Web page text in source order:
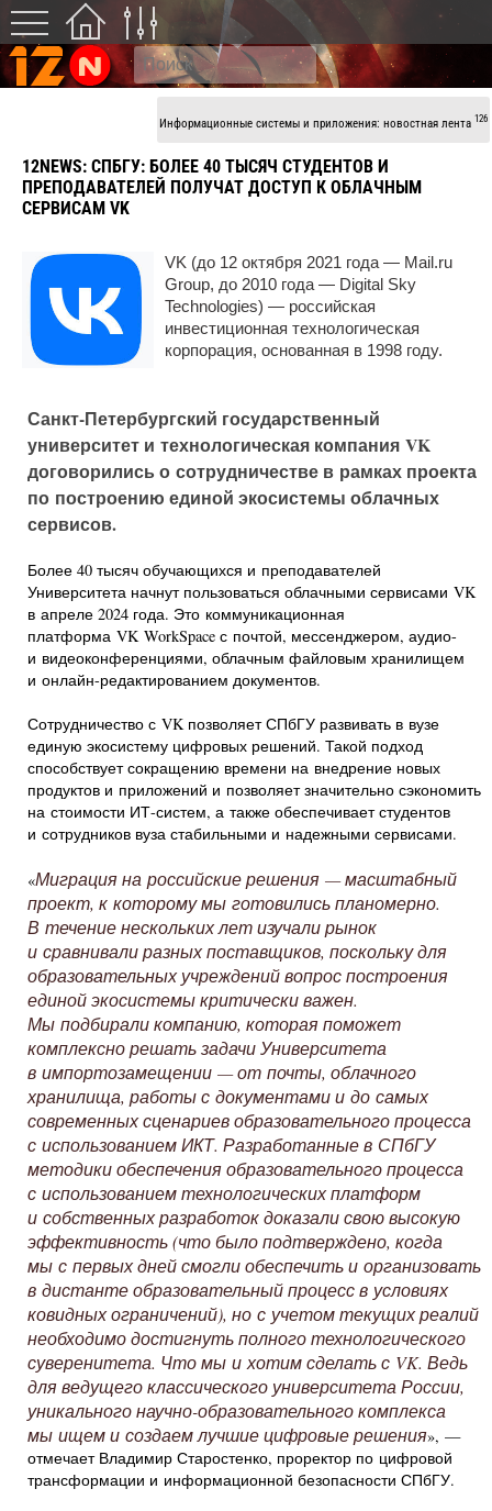
Информационные системы и приложения: новостная лента 126
12NEWS: СПБГУ: БОЛЕЕ 40 ТЫСЯЧ СТУДЕНТОВ И
ПРЕПОДАВАТЕЛЕЙ ПОЛУЧАТ ДОСТУП К ОБЛАЧНЫМ
СЕРВИСАМ VK
VK (до 12 октября 2021 года — Mail.ru
Group, до 2010 года — Digital Sky
Technologies) — российская
инвестиционная технологическая
корпорация, основанная в 1998 году.
Санкт-Петербургский государственный
университет и технологическая компания VK
договорились о сотрудничестве в рамках проекта
по построению единой экосистемы облачных
сервисов.
Более 40 тысяч обучающихся и преподавателей
Университета начнут пользоваться облачными сервисами VK
в апреле 2024 года. Это коммуникационная
платформа VK WorkSpace с почтой, мессенджером, аудио-
и видеоконференциями, облачным файловым хранилищем
и онлайн-редактированием документов.
Сотрудничество с VK позволяет СПбГУ развивать в вузе
единую экосистему цифровых решений. Такой подход
способствует сокращению времени на внедрение новых
продуктов и приложений и позволяет значительно сэкономить
на стоимости ИТ-систем, а также обеспечивает студентов
и сотрудников вуза стабильными и надежными сервисами.
«Миграция на российские решения — масштабный
проект, к которому мы готовились планомерно.
В течение нескольких лет изучали рынок
и сравнивали разных поставщиков, поскольку для
образовательных учреждений вопрос построения
единой экосистемы критически важен.
Мы подбирали компанию, которая поможет
комплексно решать задачи Университета
в импортозамещении — от почты, облачного
хранилища, работы с документами и до самых
современных сценариев образовательного процесса
с использованием ИКТ. Разработанные в СПбГУ
методики обеспечения образовательного процесса
с использованием технологических платформ
и собственных разработок доказали свою высокую
эффективность (что было подтверждено, когда
мы с первых дней смогли обеспечить и организовать
в дистанте образовательный процесс в условиях
ковидных ограничений), но с учетом текущих реалий
необходимо достигнуть полного технологического
суверенитета. Что мы и хотим сделать с VK. Ведь
для ведущего классического университета России,
уникального научно-образовательного комплекса
мы ищем и создаем лучшие цифровые решения», —
отмечает Владимир Старостенко, проректор по цифровой
трансформации и информационной безопасности СПбГУ.